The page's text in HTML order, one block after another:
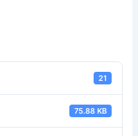
21
75.88 KB